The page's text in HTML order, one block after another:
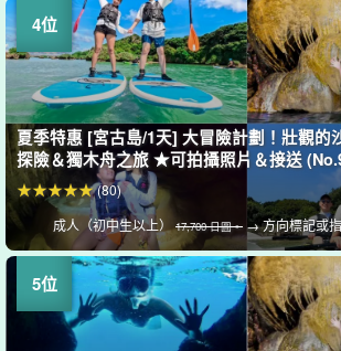
夏季特惠 [宮古島/1天] 大冒險計劃！壯觀的
探險＆獨木舟之旅 ★可拍攝照片＆接送
成人（初中生以上）17,700 日圓。 → 方向標記或
(80)